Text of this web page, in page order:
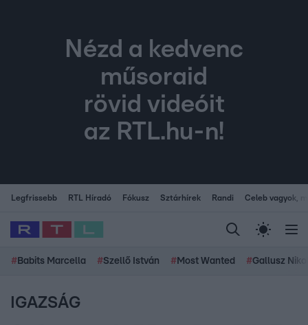
Nézd a kedvenc
műsoraid
rövid videóit
az RTL.hu-n!
Legfrissebb RTL Híradó Fókusz Sztárhírek Randi Celeb vagyok,
# Babits Marcella #Szellő István # Most Wanted #Gallusz
IGAZSÁG